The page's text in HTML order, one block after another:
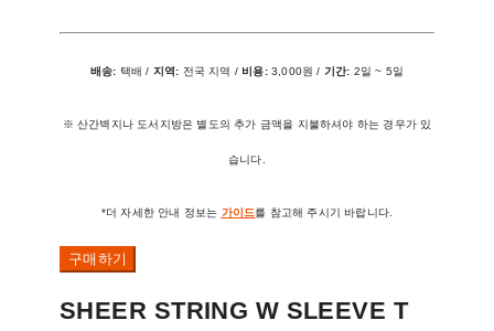
배송: 택배 / 지역: 전국 지역 / 비용:3,000원 / 기간: 2일 ~ 5일
※ 산간벽지나 도서지방은 별도의 추가 금액을 지불하셔야 하는 경우가 있
습니다.
*더 자세한 안내 정보는 가이드를 참고해 주시기 바랍니다.
구매하기
SHEER STRING W SLEEVE T